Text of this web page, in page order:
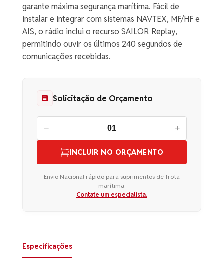
garante máxima segurança marítima. Fácil de
instalar e integrar com sistemas NAVTEX, MF/HF e
AIS, o rádio inclui o recurso SAILOR Replay,
permitindo ouvir os últimos 240 segundos de
comunicações recebidas.
Solicitação de Orçamento
− +
INCLUIR NO ORÇAMENTO
Envio Nacional rápido para suprimentos de frota
marítima.
Contate um especialista.
Especificações